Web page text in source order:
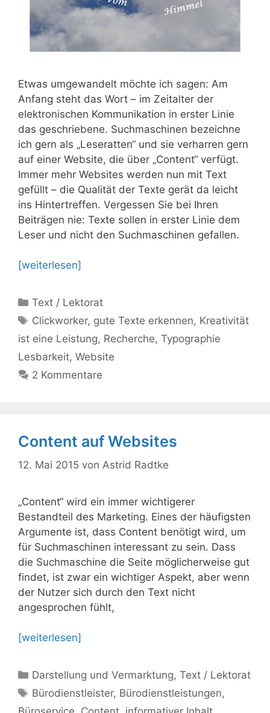
Etwas umgewandelt möchte ich sagen: Am
Anfang steht das Wort – im Zeitalter der
elektronischen Kommunikation in erster Linie
das geschriebene. Suchmaschinen bezeichne
ich gern als „Leseratten“ und sie verharren gern
auf einer Website, die über „Content“ verfügt.
Immer mehr Websites werden nun mit Text
gefüllt – die Qualität der Texte gerät da leicht
ins Hintertreffen. Vergessen Sie bei Ihren
Beiträgen nie: Texte sollen in erster Linie dem
Leser und nicht den Suchmaschinen gefallen.
[weiterlesen]
Kategorien
Text / Lektorat
Schlagwörter
Clickworker, gute Texte erkennen, Kreativität
ist eine Leistung, Recherche, Typographie
Lesbarkeit, Website
2 Kommentare
Content auf Websites
12. Mai 2015 von Astrid Radtke
„Content“ wird ein immer wichtigerer
Bestandteil des Marketing. Eines der häufigsten
Argumente ist, dass Content benötigt wird, um
für Suchmaschinen interessant zu sein. Dass
die Suchmaschine die Seite möglicherweise gut
findet, ist zwar ein wichtiger Aspekt, aber wenn
der Nutzer sich durch den Text nicht
angesprochen fühlt,
[weiterlesen]
Kategorien
Darstellung und Vermarktung,Text / Lektorat
Schlagwörter
Bürodienstleister, Bürodienstleistungen,